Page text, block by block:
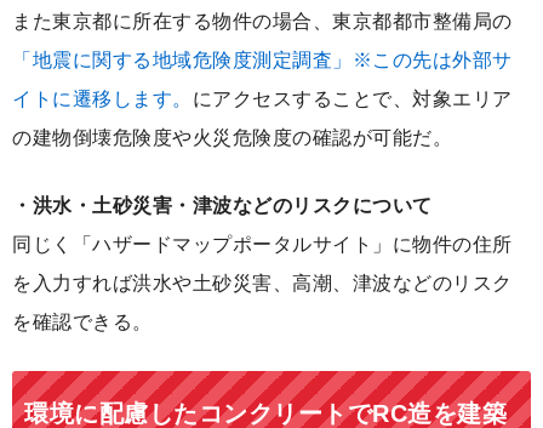
また東京都に所在する物件の場合、東京都都市整備局の
「地震に関する地域危険度測定調査」※この先は外部サ
イトに遷移します。 にアクセスすることで、対象エリア
の建物倒壊危険度や火災危険度の確認が可能だ。
・洪水・土砂災害・津波などのリスクについて
同じく「ハザードマップポータルサイト」に物件の住所
を入力すれば洪水や土砂災害、高潮、津波などのリスク
を確認できる。
環境に配慮したコンクリートでRC造を建築